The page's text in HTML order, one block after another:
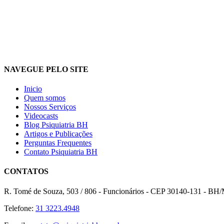
NAVEGUE PELO SITE
Inicio
Quem somos
Nossos Serviços
Videocasts
Blog Psiquiatria BH
Artigos e Publicações
Perguntas Frequentes
Contato Psiquiatria BH
CONTATOS
R. Tomé de Souza, 503 / 806 - Funcionários - CEP 30140-131 -
Telefone: 31 3223.4948